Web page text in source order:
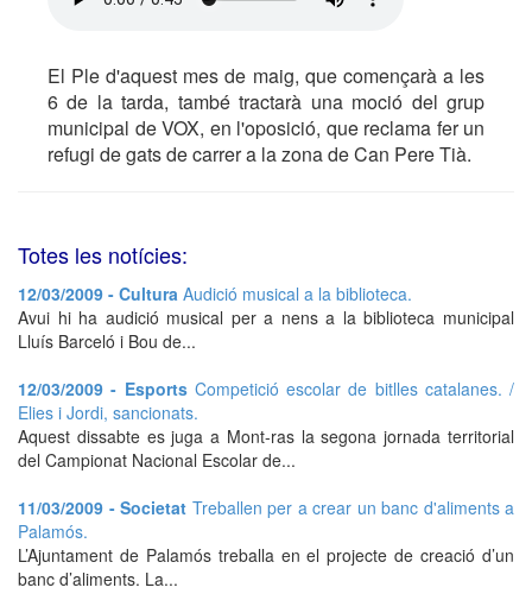
El Ple d'aquest mes de maig, que començarà a les
6 de la tarda, també tractarà una moció del grup
municipal de VOX, en l'oposició, que reclama fer un
refugi de gats de carrer a la zona de Can Pere Tià.
Totes les notícies:
12/03/2009 - Cultura Audició musical a la biblioteca.
Avui hi ha audició musical per a nens a la biblioteca municipal
Lluís Barceló i Bou de...
12/03/2009 - Esports Competició escolar de bitlles catalanes. /
Elies i Jordi, sancionats.
Aquest dissabte es juga a Mont-ras la segona jornada territorial
del Campionat Nacional Escolar de...
11/03/2009 - Societat Treballen per a crear un banc d'aliments a
Palamós.
L’Ajuntament de Palamós treballa en el projecte de creació d’un
banc d’aliments. La...